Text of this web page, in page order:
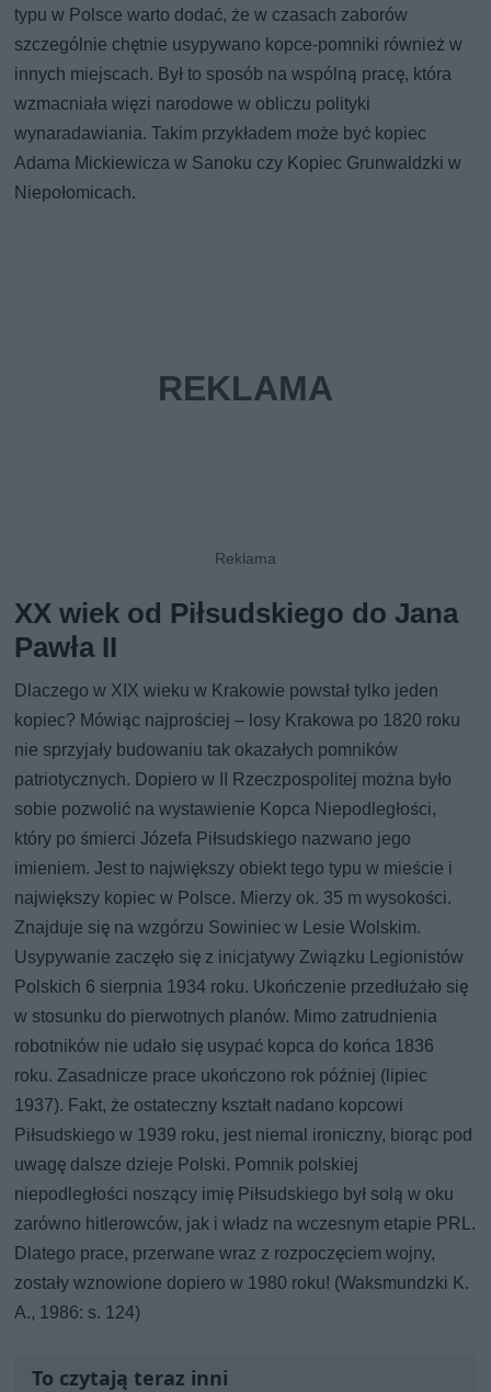
typu w Polsce warto dodać, że w czasach zaborów
szczególnie chętnie usypywano kopce-pomniki również w
innych miejscach. Był to sposób na wspólną pracę, która
wzmacniała więzi narodowe w obliczu polityki
wynaradawiania. Takim przykładem może być kopiec
Adama Mickiewicza w Sanoku czy Kopiec Grunwaldzki w
Niepołomicach.
XX wiek od Piłsudskiego do Jana
Pawła II
Dlaczego w XIX wieku w Krakowie powstał tylko jeden
kopiec? Mówiąc najprościej – losy Krakowa po 1820 roku
nie sprzyjały budowaniu tak okazałych pomników
patriotycznych. Dopiero w II Rzeczpospolitej można było
sobie pozwolić na wystawienie Kopca Niepodległości,
który po śmierci Józefa Piłsudskiego nazwano jego
imieniem. Jest to największy obiekt tego typu w mieście i
największy kopiec w Polsce. Mierzy ok. 35 m wysokości.
Znajduje się na wzgórzu Sowiniec w Lesie Wolskim.
Usypywanie zaczęło się z inicjatywy Związku Legionistów
Polskich 6 sierpnia 1934 roku. Ukończenie przedłużało się
w stosunku do pierwotnych planów. Mimo zatrudnienia
robotników nie udało się usypać kopca do końca 1836
roku. Zasadnicze prace ukończono rok później (lipiec
1937). Fakt, że ostateczny kształt nadano kopcowi
Piłsudskiego w 1939 roku, jest niemal ironiczny, biorąc pod
uwagę dalsze dzieje Polski. Pomnik polskiej
niepodległości noszący imię Piłsudskiego był solą w oku
zarówno hitlerowców, jak i władz na wczesnym etapie PRL.
Dlatego prace, przerwane wraz z rozpoczęciem wojny,
zostały wznowione dopiero w 1980 roku! (Waksmundzki K.
A., 1986: s. 124)
To czytają teraz inni